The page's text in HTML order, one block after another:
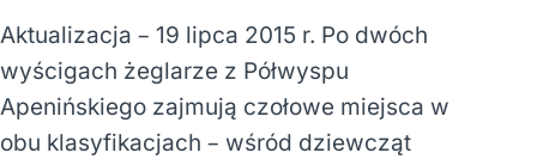
Aktualizacja – 19 lipca 2015 r. Po dwóch
wyścigach żeglarze z Półwyspu
Apenińskiego zajmują czołowe miejsca w
obu klasyfikacjach – wśród dziewcząt